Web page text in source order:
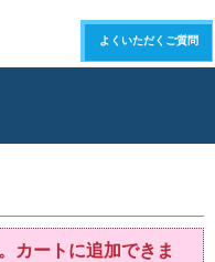
よくいただくご質問
カートに追加できま